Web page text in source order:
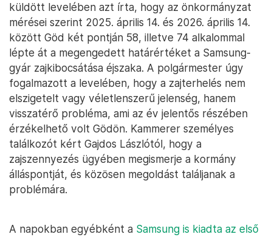
küldött levelében azt írta, hogy az önkormányzat
mérései szerint 2025. április 14. és 2026. április 14.
között Göd két pontján 58, illetve 74 alkalommal
lépte át a megengedett határértéket a Samsung-
gyár zajkibocsátása éjszaka. A polgármester úgy
fogalmazott a levelében, hogy a zajterhelés nem
elszigetelt vagy véletlenszerű jelenség, hanem
visszatérő probléma, ami az év jelentős részében
érzékelhető volt Gödön. Kammerer személyes
találkozót kért Gajdos Lászlótól, hogy a
zajszennyezés ügyében megismerje a kormány
álláspontját, és közösen megoldást találjanak a
problémára.
A napokban egyébként a Samsung is kiadta az első